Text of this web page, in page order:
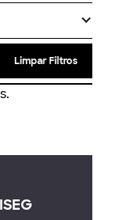
Limpar Filtros